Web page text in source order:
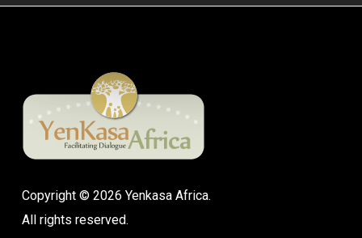
Copyright © 2026 Yenkasa Africa.
All rights reserved.